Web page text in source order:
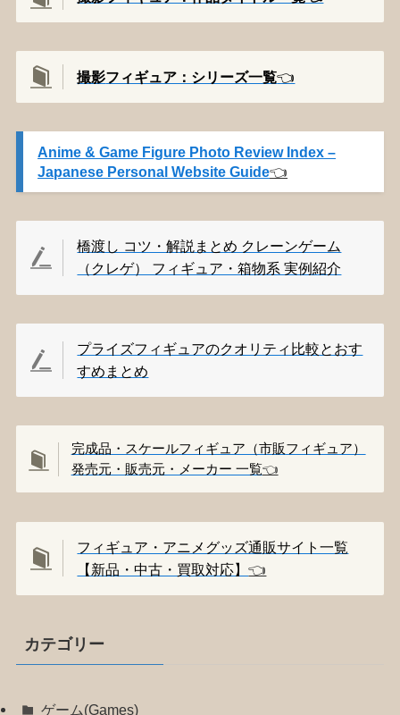
撮影フィギュア：シリーズ一覧👈️
Anime & Game Figure Photo Review Index –
Japanese Personal Website Guide👈️
橋渡し コツ・解説まとめ クレーンゲーム
（クレゲ） フィギュア・箱物系 実例紹介
プライズフィギュアのクオリティ比較とおす
すめまとめ
完成品・スケールフィギュア（市販フィギュア）
発売元・販売元・メーカー 一覧👈️
フィギュア・アニメグッズ通販サイト一覧
【新品・中古・買取対応】👈️
カテゴリー
ゲーム(Games)